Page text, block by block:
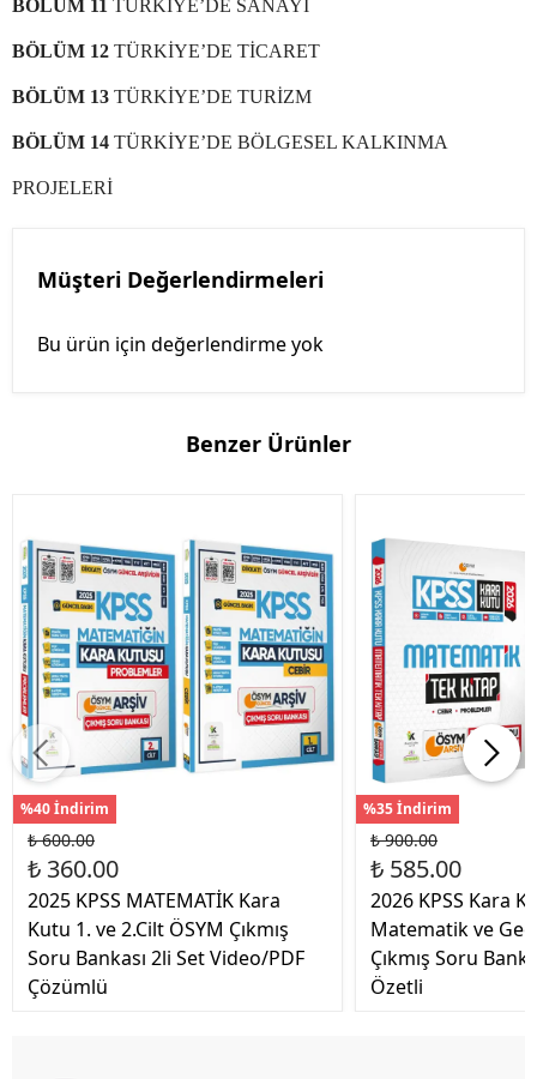
BÖLÜM 11 TÜRKİYE’DE SANAYİ
BÖLÜM 12 TÜRKİYE’DE TİCARET
BÖLÜM 13 TÜRKİYE’DE TURİZM
BÖLÜM 14 TÜRKİYE’DE BÖLGESEL KALKINMA
PROJELERİ
Müşteri Değerlendirmeleri
Bu ürün için değerlendirme yok
Benzer Ürünler
%40 İndirim
₺ 600.00
₺ 360.00
2025 KPSS MATEMATİK Kara
Kutu 1. ve 2.Cilt ÖSYM Çıkmış
Soru Bankası 2li Set Video/PDF
Çözümlü
%35 İndirim
₺ 900.00
₺ 585.00
2026 KPSS Kara
Matematik ve
Çıkmış Soru
Özetli